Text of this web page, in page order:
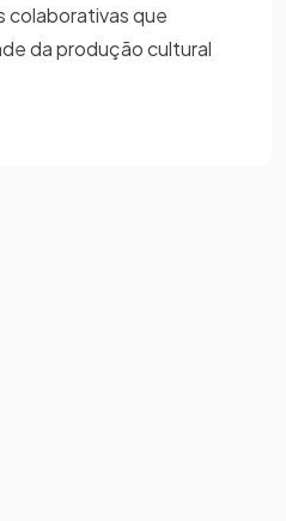
colaborativas que
da produção cultural